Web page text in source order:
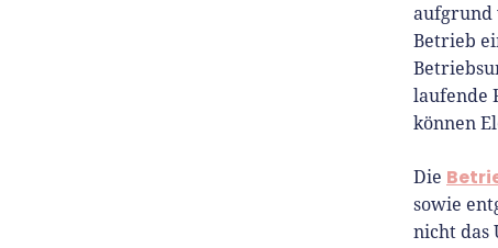
aufgrund
Betrieb
laufende
können
Die
sowie
nicht das